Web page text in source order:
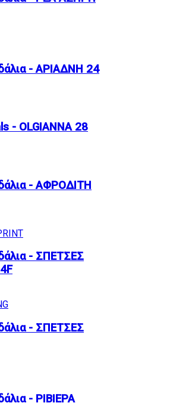
- ΑΡΙΑΔΝΗ 24
- OLGIANNA 28
- ΑΦΡΟΔΙΤΗ
- ΣΠΕΤΣΕΣ
- ΣΠΕΤΣΕΣ
- ΡΙΒΙΕΡΑ